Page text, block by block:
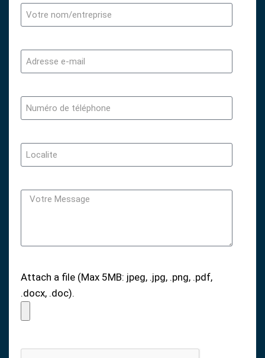
Attach a file (Max 5MB: jpeg, .jpg, .png, .pdf,
.docx, .doc).